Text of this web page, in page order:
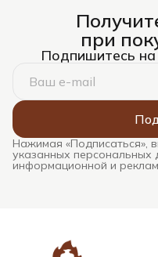
при
Подпишитесь
Нажимая «Подписаться»,
указанных персональных
информационной и